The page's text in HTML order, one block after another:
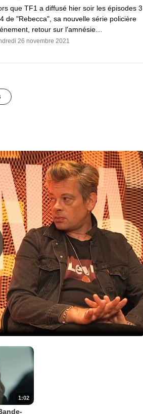
que TF1 a diffusé hier soir les épisodes 3
de "Rebecca", sa nouvelle série policière
retour sur l'amnésie…
26 novembre 2021
1:02